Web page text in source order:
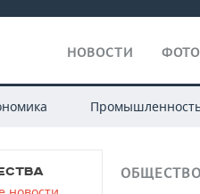
НОВОСТИ
ОБЩЕСТВО